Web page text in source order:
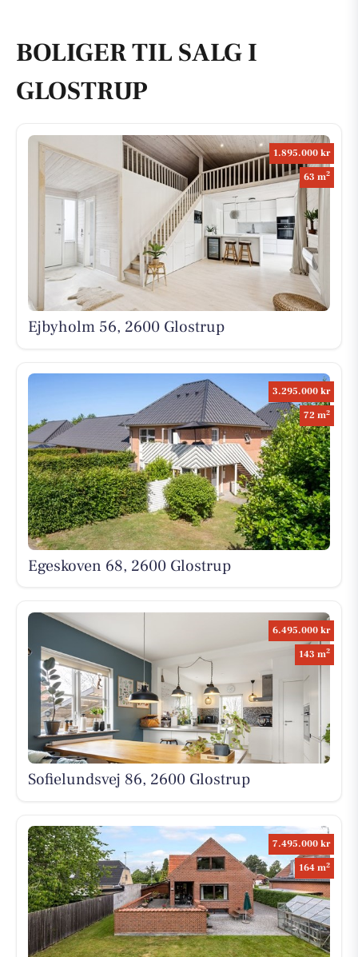
BOLIGER TIL SALG I
GLOSTRUP
1.895.000 kr
63 m2
Ejbyholm 56, 2600 Glostrup
3.295.000 kr
72 m2
Egeskoven 68, 2600 Glostrup
6.495.000 kr
143 m2
Sofielundsvej 86, 2600 Glostrup
7.495.000 kr
164 m2